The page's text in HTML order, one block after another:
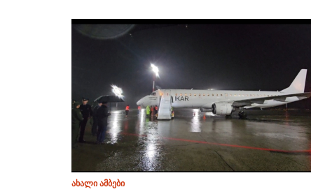
ახალი ამბები